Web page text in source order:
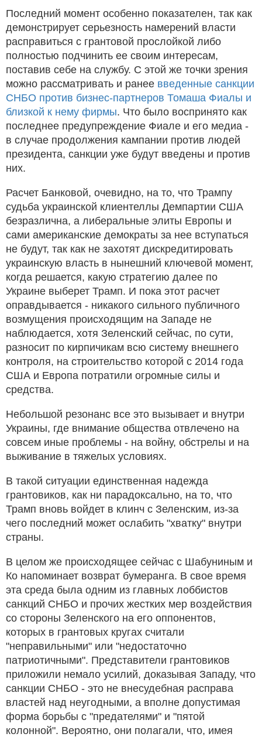
Последний момент особенно показателен, так как
демонстрирует серьезность намерений власти
расправиться с грантовой прослойкой либо
полностью подчинить ее своим интересам,
поставив себе на службу. С этой же точки зрения
можно рассматривать и ранее введенные санкции
СНБО против бизнес-партнеров Томаша Фиалы и
близкой к нему фирмы. Что было воспринято как
последнее предупреждение Фиале и его медиа -
в случае продолжения кампании против людей
президента, санкции уже будут введены и против
них.
Расчет Банковой, очевидно, на то, что Трампу
судьба украинской клиентеллы Демпартии США
безразлична, а либеральные элиты Европы и
сами американские демократы за нее вступаться
не будут, так как не захотят дискредитировать
украинскую власть в нынешний ключевой момент,
когда решается, какую стратегию далее по
Украине выберет Трамп. И пока этот расчет
оправдывается - никакого сильного публичного
возмущения происходящим на Западе не
наблюдается, хотя Зеленский сейчас, по сути,
разносит по кирпичикам всю систему внешнего
контроля, на строительство которой с 2014 года
США и Европа потратили огромные силы и
средства.
Небольшой резонанс все это вызывает и внутри
Украины, где внимание общества отвлечено на
совсем иные проблемы - на войну, обстрелы и на
выживание в тяжелых условиях.
В такой ситуации единственная надежда
грантовиков, как ни парадоксально, на то, что
Трамп вновь войдет в клинч с Зеленским, из-за
чего последний может ослабить "хватку" внутри
страны.
В целом же происходящее сейчас с Шабуниным и
Ко напоминает возврат бумеранга. В свое время
эта среда была одним из главных лоббистов
санкций СНБО и прочих жестких мер воздействия
со стороны Зеленского на его оппонентов,
которых в грантовых кругах считали
"неправильными" или "недостаточно
патриотичными". Представители грантовиков
приложили немало усилий, доказывая Западу, что
санкции СНБО - это не внесудебная расправа
властей над неугодными, а вполне допустимая
форма борьбы с "предателями" и "пятой
колонной". Вероятно, они полагали, что, имея